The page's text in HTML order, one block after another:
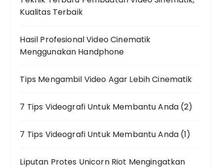
Kualitas Terbaik
Hasil Profesional Video Cinematik
Menggunakan Handphone
Tips Mengambil Video Agar Lebih Cinematik
7 Tips Videografi Untuk Membantu Anda (2)
7 Tips Videografi Untuk Membantu Anda (1)
Liputan Protes Unicorn Riot Mengingatkan